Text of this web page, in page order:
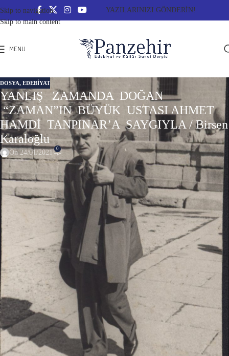
Skip to navigation
Skip to main content
YAZILARINIZI GÖNDERİN!
MENU
DOSYA, EDEBİYAT
YANLIŞ ZAMANDA DOĞAN
“ZAMAN”IN BÜYÜK USTASI AHMET
HAMDİ TANPINAR’A SAYGIYLA / Birsen
Karaloğlu
On 24/01/2021 0
Tanpınar’ın Yazınsal Mirası-I
24 Ocak 2021
Sizlere okuduğum romanlardan izlenimler paylaşırken veya yazar tanıtımı
yaparken daha önce hiç deneyimlemediğim duygularla dopdoluyum bugün.
Yıllardır bizim topraklarda takvimler
gününü gösterdiğinde hep bir
acı çöreklenir yüreklerde. Bir hüzün kaplar gönülleri.
24 Ocakların en bilenenleri 1993’de Uğur Mumcu ile 2001’de Gaffar Okan
cinayetlerinin bu günde işlenmiş olmasıdır. Hemen ardından akla 1980’de
dönemin Başbakanlık Müsteşarı Turgut Özal’ın hazırladığı acı reçetenin bir 24
Ocak günü açıklanmış olduğu gelir. Farklı yıllardaki 24 Ocak günlerinde
Zonguldak’ta bir maden faciası yaşanmış, İstanbul’da bir sinema çökmüş,
Moskova’da havaalanına terörist saldırı düzenlenmiş ve bu olayların her
birinde onlarca kişi ölmüştü. Şakir Eczacıbaşı, İsmail Cem, Mümtaz Sevinç ve
tarihi kişilik Winston Churchill de 24 Ocak günü aramızdan ayrılmıştı.